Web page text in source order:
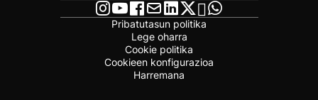
Pribatutasun politika
Lege oharra
Cookie politika
Cookieen konfigurazioa
Harremana